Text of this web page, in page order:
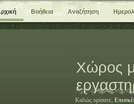
Βοήθεια Αναζήτηση
Χώρος
Καλώς ορίσατε,